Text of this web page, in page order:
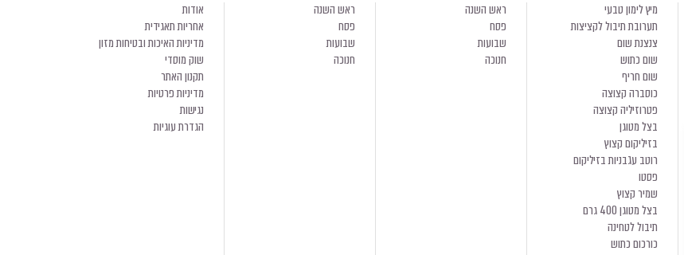
מיץ לימון טבעי
תערובת תיבול לקציצות
צנצנת שום
שום כתוש
שום חריף
כוסברה קצוצה
פטרוזיליה קצוצה
בצל מטוגן
בזיליקום קצוץ
רוטב עגבניות בזיליקום
פסטו
שמיר קצוץ
בצל מטוגן 400 גרם
תיבול לטחינה
כורכום כתוש
ראש השנה
פסח
שבועות
חנוכה
ראש השנה
פסח
שבועות
חנוכה
אודות
אחריות תאגידית
מדיניות האיכות ובטיחות מזון
שוק מוסדי
תקנון האתר
מדיניות פרטיות
נגישות
הגדרת עוגיות